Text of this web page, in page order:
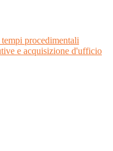
procedimentali
e acquisizione d'ufficio